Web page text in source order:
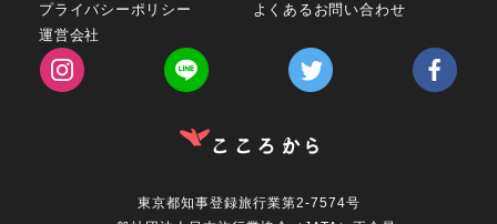
プライバシーポリシー
よくあるお問い合わせ
運営会社
東京都知事登録旅行業第2-7574号